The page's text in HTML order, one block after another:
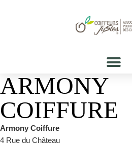
ARMONY
COIFFURE
Armony Coiffure
4 Rue du Château